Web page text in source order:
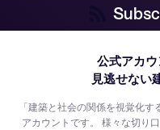
公式アカウ
見逃せない
「建築と社会の関係を視覚化
アカウントです。様々な切り